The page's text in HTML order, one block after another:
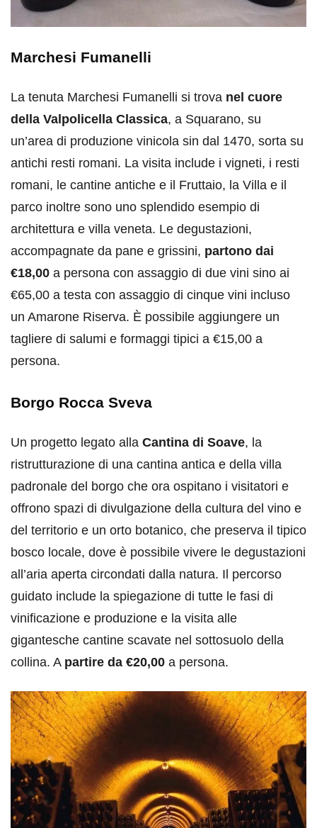
Marchesi Fumanelli
La tenuta Marchesi Fumanelli si trova nel cuore
della Valpolicella Classica, a Squarano, su
un’area di produzione vinicola sin dal 1470, sorta su
antichi resti romani. La visita include i vigneti, i resti
romani, le cantine antiche e il Fruttaio, la Villa e il
parco inoltre sono uno splendido esempio di
architettura e villa veneta. Le degustazioni,
accompagnate da pane e grissini, partono dai
€18,00 a persona con assaggio di due vini sino ai
€65,00 a testa con assaggio di cinque vini incluso
un Amarone Riserva. È possibile aggiungere un
tagliere di salumi e formaggi tipici a €15,00 a
persona.
Borgo Rocca Sveva
Un progetto legato alla Cantina di Soave, la
ristrutturazione di una cantina antica e della villa
padronale del borgo che ora ospitano i visitatori e
offrono spazi di divulgazione della cultura del vino e
del territorio e un orto botanico, che preserva il tipico
bosco locale, dove è possibile vivere le degustazioni
all’aria aperta circondati dalla natura. Il percorso
guidato include la spiegazione di tutte le fasi di
vinificazione e produzione e la visita alle
gigantesche cantine scavate nel sottosuolo della
collina. A partire da €20,00 a persona.